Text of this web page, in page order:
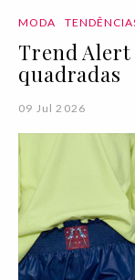
MODA
Trend Alert
quadradas
09 Jul 2026